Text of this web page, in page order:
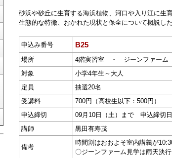
砂浜や砂丘に生育する海浜植物、河口や入り江に生
生態的な特徴、おかれた現状と保全について概説し
申込み番号 B25
場所
4階実習室 ・ ジーンファーム
対象
小学4年生～大人
定員
抽選20名
受講料
700円（高校生以下：500円）
申込締切
09月10日（土）まで 申込締切日
講師
黒田有寿茂
備考
時間割はおおよそ室内講義が
〇ジーンファーム見学は雨天決行